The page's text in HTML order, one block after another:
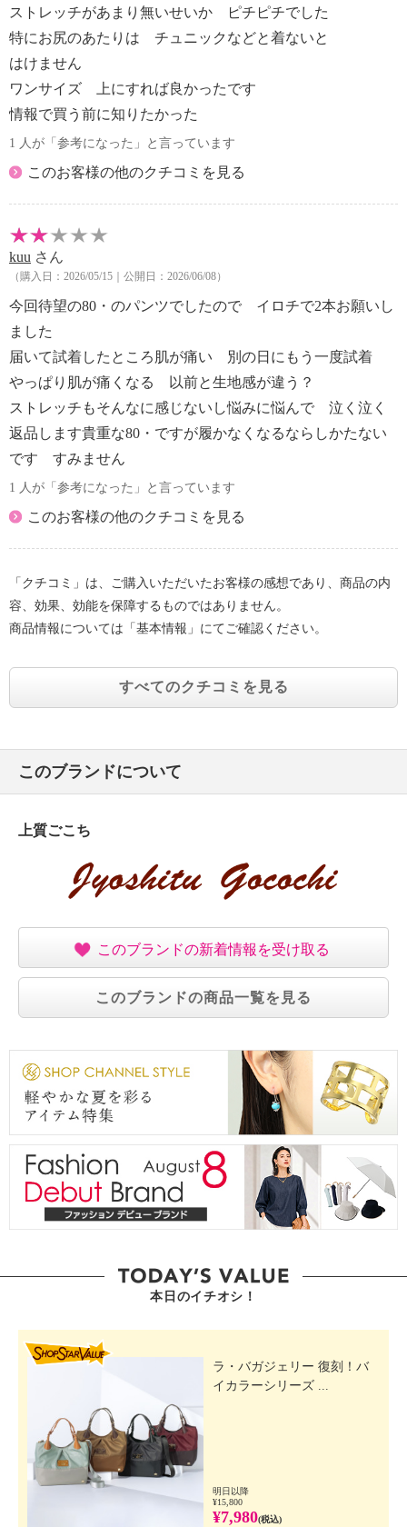
ストレッチがあまり無いせいか ピチピチでした
特にお尻のあたりは チュニックなどと着ないと
はけません
ワンサイズ 上にすれば良かったです
情報で買う前に知りたかった
1 人が「参考になった」と言っています
このお客様の他のクチコミを見る
kuu さん
（購入日：2026/05/15｜公開日：2026/06/08）
今回待望の80・のパンツでしたので イロチで2本お願いし
ました
届いて試着したところ肌が痛い 別の日にもう一度試着
やっぱり肌が痛くなる 以前と生地感が違う？
ストレッチもそんなに感じないし悩みに悩んで 泣く泣く
返品します貴重な80・ですが履かなくなるならしかたない
です すみません
1 人が「参考になった」と言っています
このお客様の他のクチコミを見る
「クチコミ」は、ご購入いただいたお客様の感想であり、商品の内
容、効果、効能を保障するものではありません。
商品情報については「基本情報」にてご確認ください。
すべてのクチコミを見る
このブランドについて
上質ごこち
このブランドの新着情報を受け取る
このブランドの商品一覧を見る
本日のイチオシ！
ラ・バガジェリー 復刻！バ
イカラーシリーズ ...
明日以降
¥15,800
¥7,980(税込)